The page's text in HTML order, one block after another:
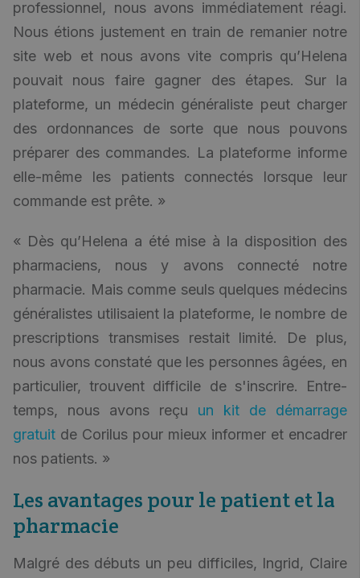
professionnel, nous avons immédiatement réagi.
Nous étions justement en train de remanier notre
site web et nous avons vite compris qu’Helena
pouvait nous faire gagner des étapes. Sur la
plateforme, un médecin généraliste peut charger
des ordonnances de sorte que nous pouvons
préparer des commandes. La plateforme informe
elle-même les patients connectés lorsque leur
commande est prête. »
« Dès qu’Helena a été mise à la disposition des
pharmaciens, nous y avons connecté notre
pharmacie. Mais comme seuls quelques médecins
généralistes utilisaient la plateforme, le nombre de
prescriptions transmises restait limité. De plus,
nous avons constaté que les personnes âgées, en
particulier, trouvent difficile de s'inscrire. Entre-
temps, nous avons reçu un kit de démarrage
gratuit de Corilus pour mieux informer et encadrer
nos patients. »
Les avantages pour le patient et la
pharmacie
Malgré des débuts un peu difficiles, Ingrid, Claire